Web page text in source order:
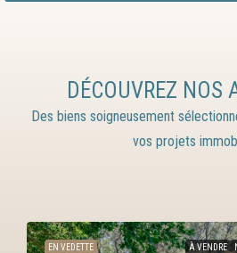
DÉCOUVREZ NOS
Des biens soigneusement
vos projets
EN VEDETTE